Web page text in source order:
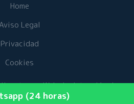
(24 horas)
Home
Legal
Privacidad
Cookies
· Web de detección de
su provincia ·Mapa del sitio